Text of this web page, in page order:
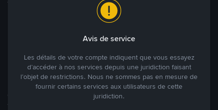
trading véritablement internationale grâce à plus de 70 monnaies
Bénéficiant de la confiance de millions d’utilisateurs dans le
monde, Binance P2P fournit une plateforme sécurisée pour la
réalisation de trades en cryptomonnaies dans plus de 800 modes
de paiement et plus de 100 monnaies fiat. Les utilisateurs peuvent
facilement acheter, vendre et trader des cryptomonnaies
Avis de service
Les détails de votre compte indiquent que vous essayez
d’accéder à nos services depuis une juridiction faisant
l’objet de restrictions. Nous ne sommes pas en mesure de
fournir certains services aux utilisateurs de cette
juridiction.